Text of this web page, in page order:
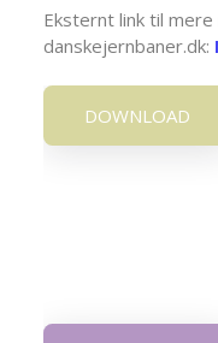
Eksternt link til
danskejernbaner.dk:
DOWNLOAD